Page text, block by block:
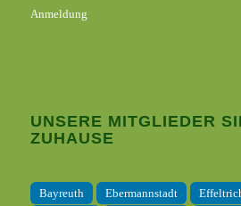
Anmeldung
UNSERE MITGLIEDER
ZUHAUSE
Bayreuth Ebermannstadt